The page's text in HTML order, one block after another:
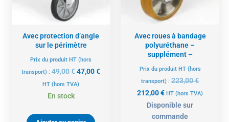
Avec protection d’angle
sur le périmètre
Prix du produit HT (hors
transport) :49,00€47,00€
HT (hors TVA)
En stock
Avec roues à bandage
polyuréthane –
supplément –
Prix du produit HT (hors
transport) :223,00€
212,00€ HT (hors TVA)
Disponible sur
commande